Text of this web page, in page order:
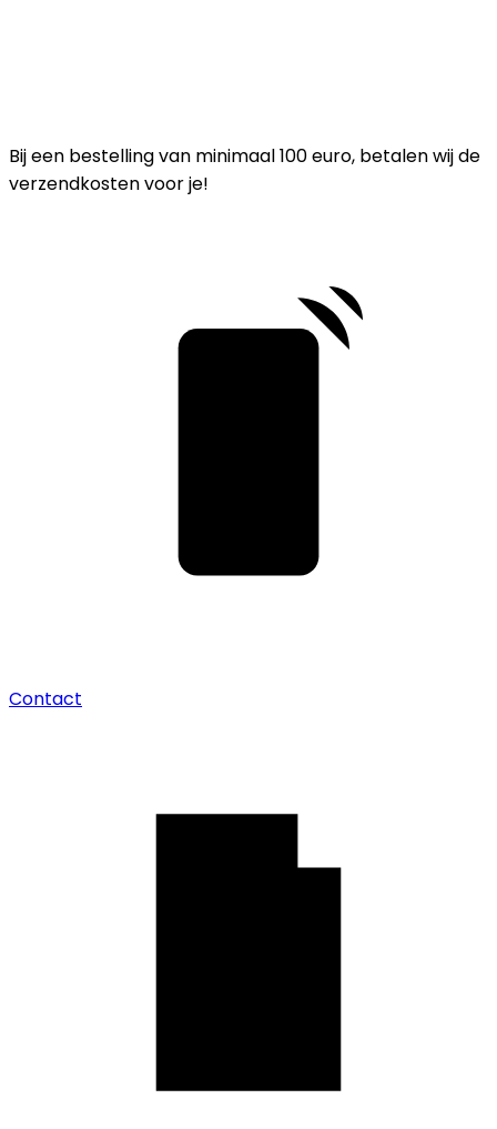
Bij een bestelling van minimaal 100 euro, betalen wij de
verzendkosten voor je!
Contact